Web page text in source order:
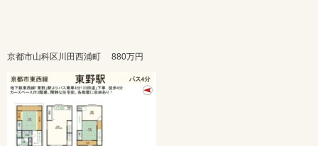
京都市山科区川田西浦町 880万円